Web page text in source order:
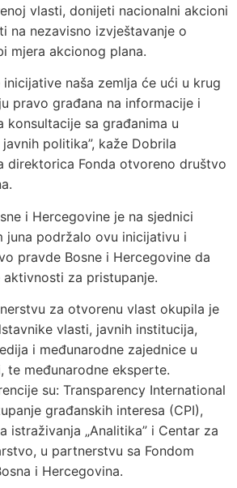
vlasti, donijeti nacionalni akcioni
na nezavisno izvještavanje o
mjera akcionog plana.
inicijative naša zemlja će ući u krug
pravo građana na informacije i
konsultacije sa građanima u
politika”, kaže Dobrila
direktorica Fonda otvoreno društvo
i Hercegovine je na sjednici
juna podržalo ovu inicijativu i
pravde Bosne i Hercegovine da
za pristupanje.
za otvorenu vlast okupila je
vlasti, javnih institucija,
i međunarodne zajednice u
te međunarodne eksperte.
su: Transparency International
građanskih interesa (CPI),
istraživanja „Analitika” i Centar za
u partnerstvu sa Fondom
i Hercegovina.